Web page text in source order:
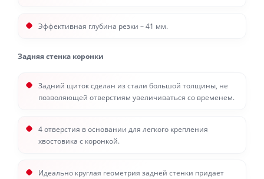
Эффективная глубина резки – 41 мм.
Задняя стенка коронки
Задний щиток сделан из стали большой толщины, не
позволяющей отверстиям увеличиваться со временем.
4 отверстия в основании для легкого крепления
хвостовика с коронкой.
Идеально круглая геометрия задней стенки придает